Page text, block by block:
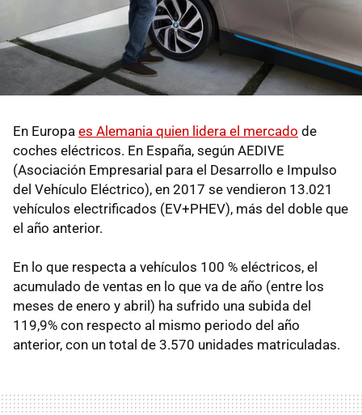
En Europa es Alemania quien lidera el mercado de
coches eléctricos. En España, según AEDIVE
(Asociación Empresarial para el Desarrollo e Impulso
del Vehículo Eléctrico), en 2017 se vendieron 13.021
vehículos electrificados (EV+PHEV), más del doble que
el año anterior.
En lo que respecta a vehículos 100 % eléctricos, el
acumulado de ventas en lo que va de año (entre los
meses de enero y abril) ha sufrido una subida del
119,9% con respecto al mismo periodo del año
anterior, con un total de 3.570 unidades matriculadas.